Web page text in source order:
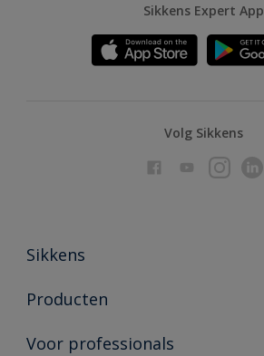
Sikkens Expert App
Volg Sikkens
Sikkens
Over Sikkens
Duurzaamheid
Producten
Producten voor binnen
Voor professionals